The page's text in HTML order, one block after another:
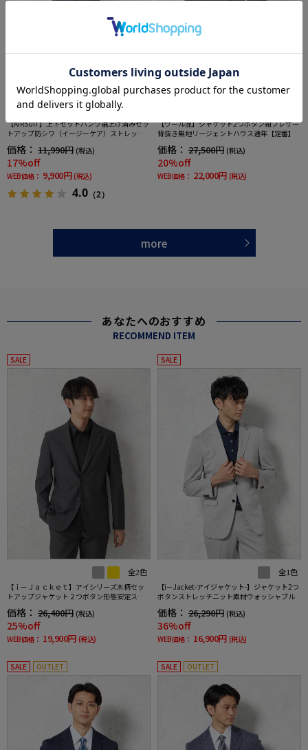
【AIRSUIT】上下セットパンツ裾上げ済みセッ
トアップ防シワ（イージーケア）ストレッチ
通年吸汗速乾UVカット2つボタンジャケットノ
ータックスラックス春夏
価格： 11,990円 (税込)
17%off
WEB価格： 9,900円 (税込)
4.0 （2）
【ウール混】ジャケット2つボタン紺ブレザー
背抜き無地リージェントハウス通年【定番】
価格： 27,500円 (税込)
20%off
WEB価格： 22,000円 (税込)
more
あなたへのおすすめ
RECOMMEND ITEM
SALE
全2色
【ｉ－Ｊａｃｋｅｔ】アイシリーズ木柄セッ
トアップジャケット２つボタン形態安定スト
レッチ軽量ウォッシャブル通年
価格： 26,400円 (税込)
25%off
WEB価格： 19,900円 (税込)
SALE
全1色
【i－Jacket-アイジャケット-】ジャケット2つ
ボタンストレッチニット素材ウォッシャブル
価格： 26,290円 (税込)
36%off
WEB価格： 16,900円 (税込)
SALE OUTLET SALE OUTLET